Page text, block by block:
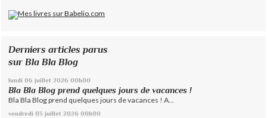
Derniers articles parus
sur Bla Bla Blog
lundi 06 juillet 2026 00h00
Bla Bla Blog prend quelques jours de vacances !
Bla Bla Blog prend quelques jours de vacances ! A...
vendredi 03 juillet 2026 00h00